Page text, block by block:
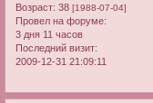
Возраст: 38 [1988-07-04]
Провел на форуме:
3 дня 11 часов
Последний визит:
2009-12-31 21:09:11